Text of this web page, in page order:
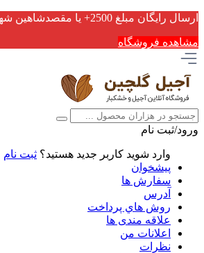
ارسال رایگان مبلغ 2500+ یا مقصدشاهین شهر
مشاهده فروشگاه
ورود/ثبت نام
وارد شوید کاربر جدید هستید؟ ثبت نام
پیشخوان
سفارش ها
آدرس
روش هاي پرداخت
علاقه مندی ها
اعلانات من
نظرات